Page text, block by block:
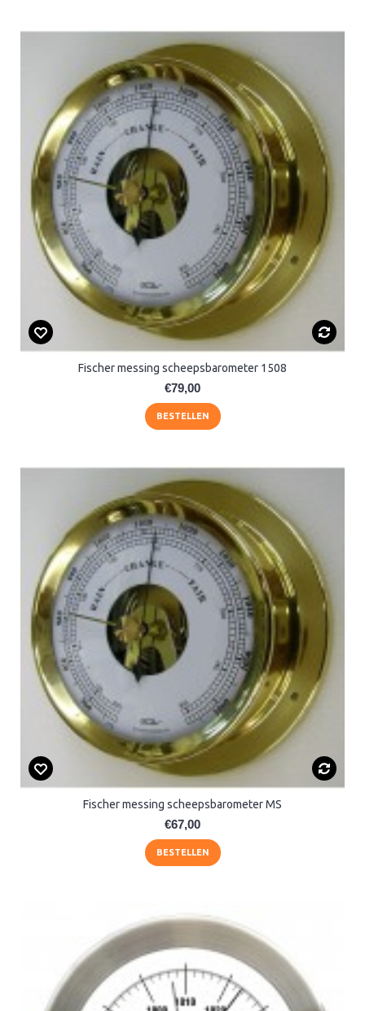
Fischer messing scheepsbarometer 1508
€79,00
BESTELLEN
Fischer messing scheepsbarometer MS
€67,00
BESTELLEN